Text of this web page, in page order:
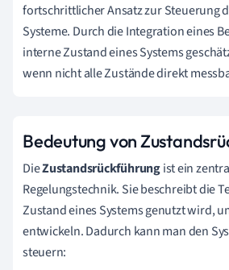
fortschrittlicher Ansatz zur Steuerung
Systeme. Durch die Integration eines
interne Zustand eines Systems
wenn nicht alle Zustände direkt
Bedeutung von
DieZustandsrückführungist ein
Regelungstechnik. Sie beschreibt die
Zustand eines Systems genutzt wird,
entwickeln. Dadurch kann man den
steuern: